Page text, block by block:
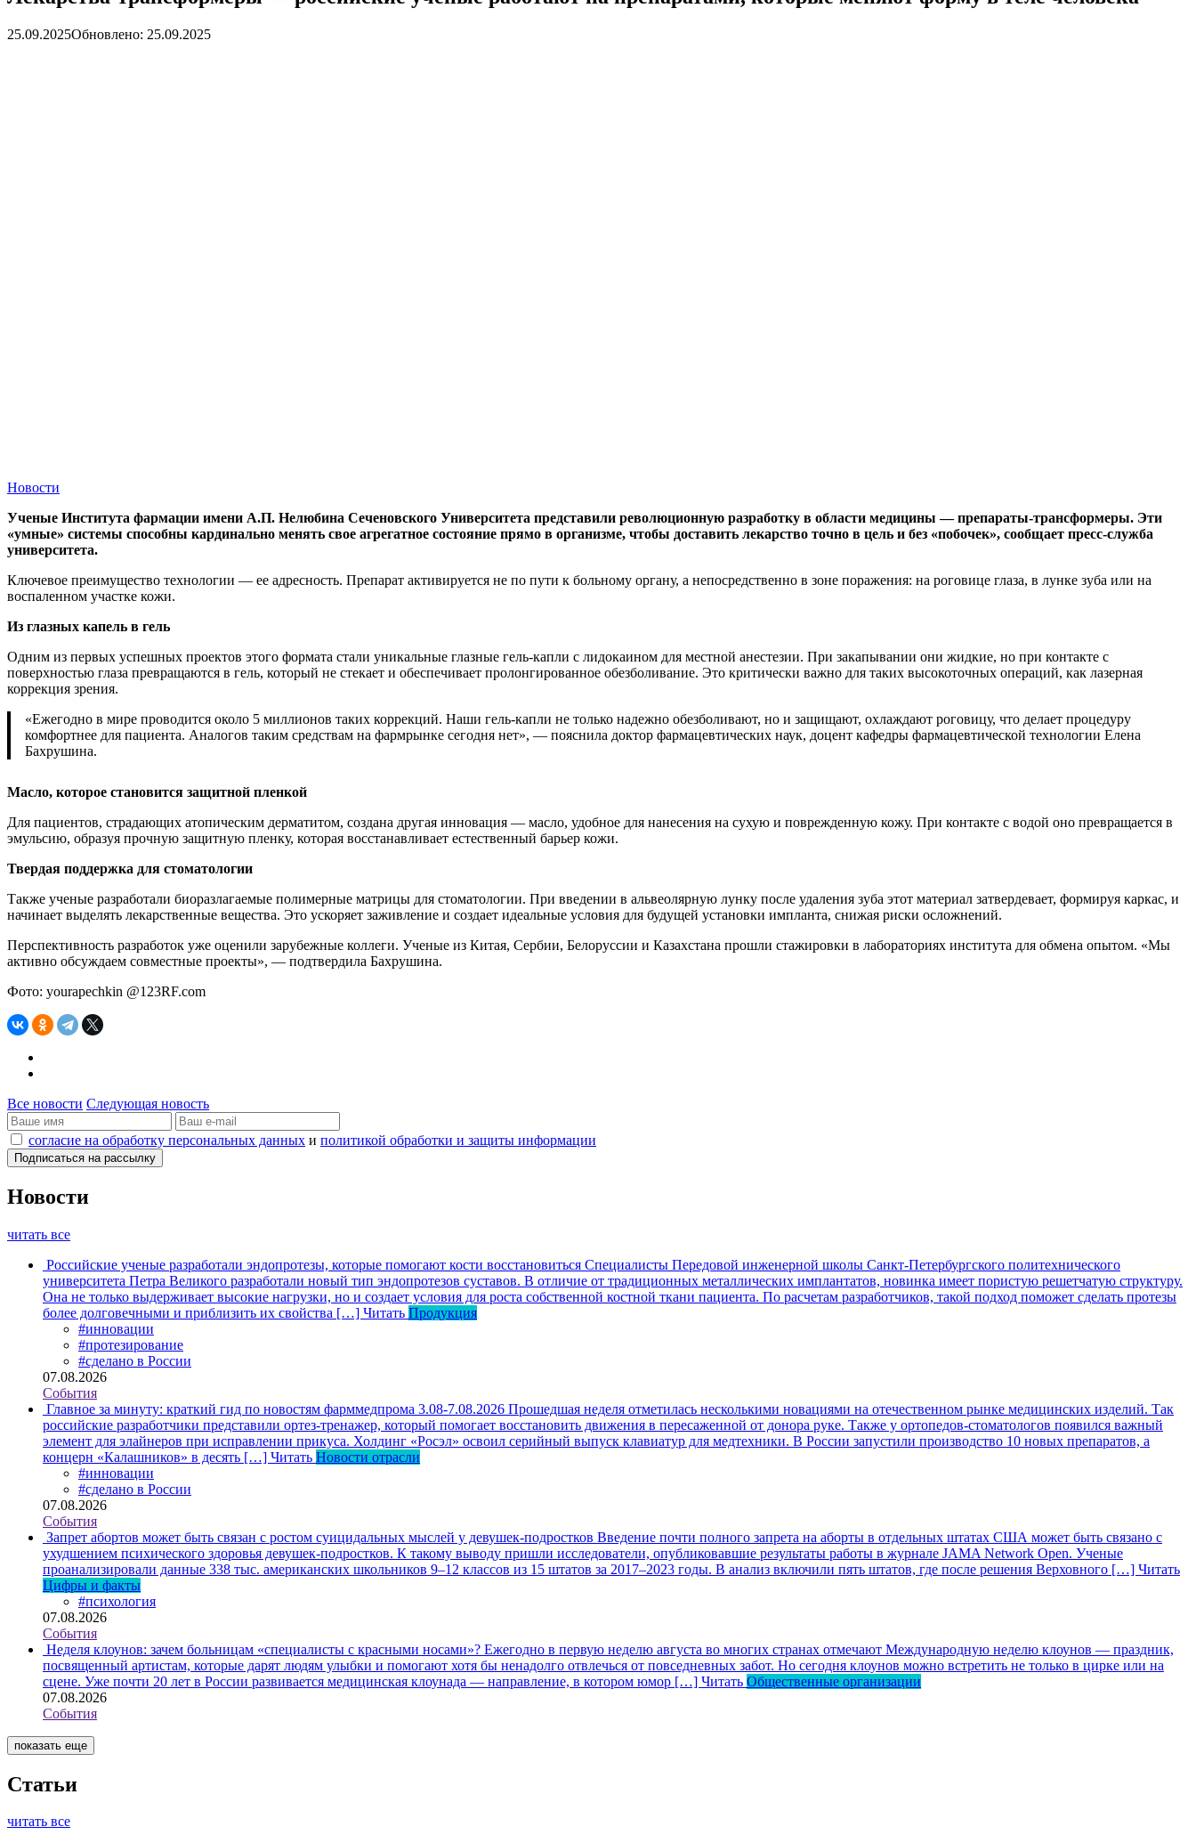
25.09.2025Обновлено: 25.09.2025
Новости
Ученые Института фармации имени А.П. Нелюбина Сеченовского Университета представили революционную разработку в области медицины — препараты-трансформеры. Эти
«умные» системы способны кардинально менять свое агрегатное состояние прямо в организме, чтобы доставить лекарство точно в цель и без «побочек», сообщает пресс-служба
университета.
Ключевое преимущество технологии — ее адресность. Препарат активируется не по пути к больному органу, а непосредственно в зоне поражения: на роговице глаза, в лунке зуба или на
воспаленном участке кожи.
Из глазных капель в гель
Одним из первых успешных проектов этого формата стали уникальные глазные гель-капли с лидокаином для местной анестезии. При закапывании они жидкие, но при контакте с
поверхностью глаза превращаются в гель, который не стекает и обеспечивает пролонгированное обезболивание. Это критически важно для таких высокоточных операций, как лазерная
коррекция зрения.
«Ежегодно в мире проводится около 5 миллионов таких коррекций. Наши гель-капли не только надежно обезболивают, но и защищают, охлаждают роговицу, что делает процедуру
комфортнее для пациента. Аналогов таким средствам на фармрынке сегодня нет», — пояснила доктор фармацевтических наук, доцент кафедры фармацевтической технологии Елена
Бахрушина.
Масло, которое становится защитной пленкой
Для пациентов, страдающих атопическим дерматитом, создана другая инновация — масло, удобное для нанесения на сухую и поврежденную кожу. При контакте с водой оно превращается в
эмульсию, образуя прочную защитную пленку, которая восстанавливает естественный барьер кожи.
Твердая поддержка для стоматологии
Также ученые разработали биоразлагаемые полимерные матрицы для стоматологии. При введении в альвеолярную лунку после удаления зуба этот материал затвердевает, формируя каркас, и
начинает выделять лекарственные вещества. Это ускоряет заживление и создает идеальные условия для будущей установки импланта, снижая риски осложнений.
Перспективность разработок уже оценили зарубежные коллеги. Ученые из Китая, Сербии, Белоруссии и Казахстана прошли стажировки в лабораториях института для обмена опытом. «Мы
активно обсуждаем совместные проекты», — подтвердила Бахрушина.
Фото: yourapechkin @123RF.com
Все новости Следующая новость
согласие на обработку персональных данных и политикой обработки и защиты информации
Новости
читать все
Российские ученые разработали эндопротезы, которые помогают кости восстановиться Специалисты Передовой инженерной школы Санкт-Петербургского политехнического
университета Петра Великого разработали новый тип эндопротезов суставов. В отличие от традиционных металлических имплантатов, новинка имеет пористую решетчатую структуру.
Она не только выдерживает высокие нагрузки, но и создает условия для роста собственной костной ткани пациента. По расчетам разработчиков, такой подход поможет сделать протезы
более долговечными и приблизить их свойства […] Читать Продукция
#инновации
#протезирование
#сделано в России
07.08.2026
События
Главное за минуту: краткий гид по новостям фарммедпрома 3.08-7.08.2026 Прошедшая неделя отметилась несколькими новациями на отечественном рынке медицинских изделий. Так
российские разработчики представили ортез-тренажер, который помогает восстановить движения в пересаженной от донора руке. Также у ортопедов-стоматологов появился важный
элемент для элайнеров при исправлении прикуса. Холдинг «Росэл» освоил серийный выпуск клавиатур для медтехники. В России запустили производство 10 новых препаратов, а
концерн «Калашников» в десять […] Читать Новости отрасли
#инновации
#сделано в России
07.08.2026
События
Запрет абортов может быть связан с ростом суицидальных мыслей у девушек-подростков Введение почти полного запрета на аборты в отдельных штатах США может быть связано с
ухудшением психического здоровья девушек-подростков. К такому выводу пришли исследователи, опубликовавшие результаты работы в журнале JAMA Network Open. Ученые
проанализировали данные 338 тыс. американских школьников 9–12 классов из 15 штатов за 2017–2023 годы. В анализ включили пять штатов, где после решения Верховного […] Читать
Цифры и факты
#психология
07.08.2026
События
Неделя клоунов: зачем больницам «специалисты с красными носами»? Ежегодно в первую неделю августа во многих странах отмечают Международную неделю клоунов — праздник,
посвященный артистам, которые дарят людям улыбки и помогают хотя бы ненадолго отвлечься от повседневных забот. Но сегодня клоунов можно встретить не только в цирке или на
сцене. Уже почти 20 лет в России развивается медицинская клоунада — направление, в котором юмор […] Читать Общественные организации
07.08.2026
События
показать еще
Статьи
читать все